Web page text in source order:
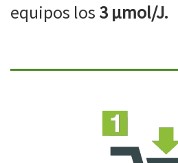
equipos los 3 µmol/J.